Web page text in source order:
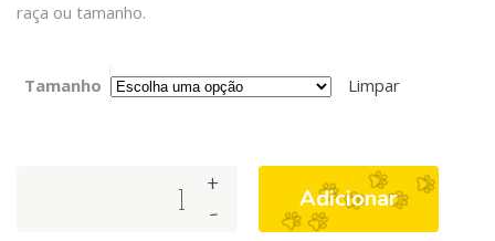
raça ou tamanho.
Tamanho Limpar
-
+ Adicionar